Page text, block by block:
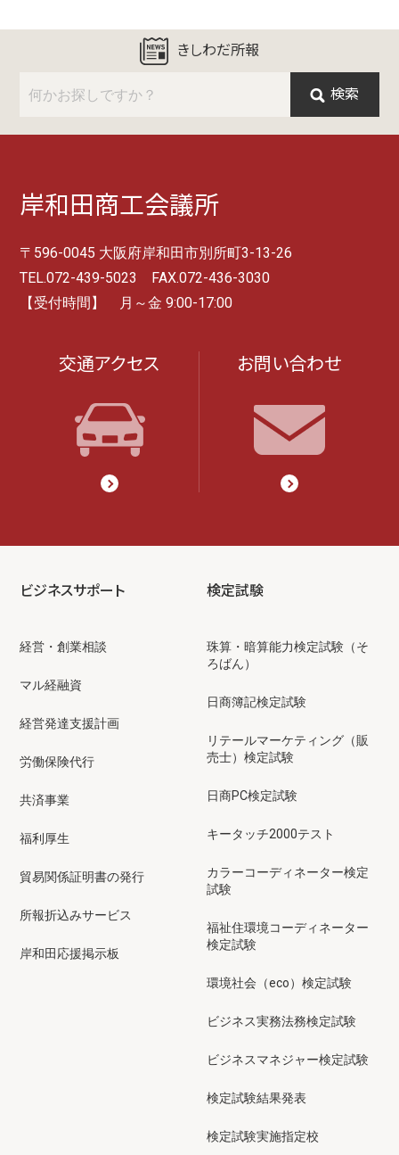
きしわだ所報
検索
岸和田商工会議所
〒596-0045 大阪府岸和田市別所町3-13-26
TEL.072-439-5023 FAX.072-436-3030
【受付時間】 月～金 9:00-17:00
交通アクセス お問い合わせ
ビジネスサポート
経営・創業相談
マル経融資
経営発達支援計画
労働保険代行
共済事業
福利厚生
貿易関係証明書の発行
所報折込みサービス
岸和田応援掲示板
検定試験
珠算・暗算能力検定試験（そ
ろばん）
日商簿記検定試験
リテールマーケティング（販
売士）検定試験
日商PC検定試験
キータッチ2000テスト
カラーコーディネーター検定
試験
福祉住環境コーディネーター
検定試験
環境社会（eco）検定試験
ビジネス実務法務検定試験
ビジネスマネジャー検定試験
検定試験結果発表
検定試験実施指定校